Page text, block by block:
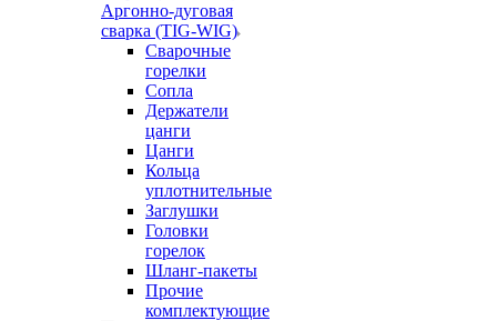
Аргонно-дуговая
сварка (TIG-WIG)
Сварочные
горелки
Сопла
Держатели
цанги
Цанги
Кольца
уплотнительные
Заглушки
Головки
горелок
Шланг-пакеты
Прочие
комплектующие